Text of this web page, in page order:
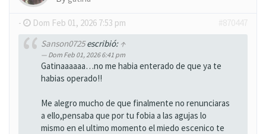
- Dom Feb 01, 2026 7:53 pm
Sanson0725escribió: ↑
Dom Feb 01, 2026 6:41 pm
Gatinaaaaaa…no me habia enterado de que ya te
habias operado!!
Me alegro mucho de que finalmente no renunciaras
a ello,pensaba que por tu fobia a las agujas lo
mismo en el ultimo momento el miedo escenico te